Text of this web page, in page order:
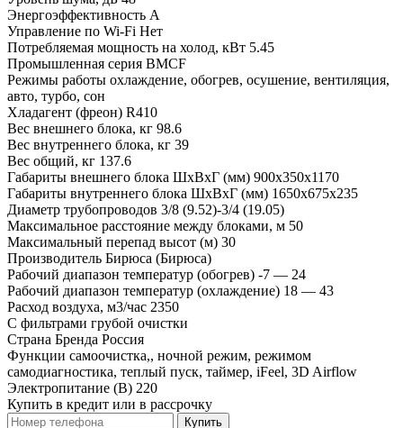
Энергоэффективность A
Управление по Wi-Fi Нет
Потребляемая мощность на холод, кВт 5.45
Промышленная серия BMCF
Режимы работы охлаждение, обогрев, осушение, вентиляция,
авто, турбо, сон
Хладагент (фреон) R410
Вес внешнего блока, кг 98.6
Вес внутреннего блока, кг 39
Вес общий, кг 137.6
Габариты внешнего блока ШхВхГ (мм) 900x350x1170
Габариты внутреннего блока ШхВхГ (мм) 1650х675х235
Диаметр трубопроводов 3/8 (9.52)-3/4 (19.05)
Максимальное расстояние между блоками, м 50
Максимальный перепад высот (м) 30
Производитель Бирюса (Бирюса)
Рабочий диапазон температур (обогрев) -7 — 24
Рабочий диапазон температур (охлаждение) 18 — 43
Расход воздуха, м3/час 2350
С фильтрами грубой очистки
Страна Бренда Россия
Функции самоочистка,, ночной режим, режимом
самодиагностика, теплый пуск, таймер, iFeel, 3D Airflow
Электропитание (В) 220
Купить в кредит или в рассрочку
Купить